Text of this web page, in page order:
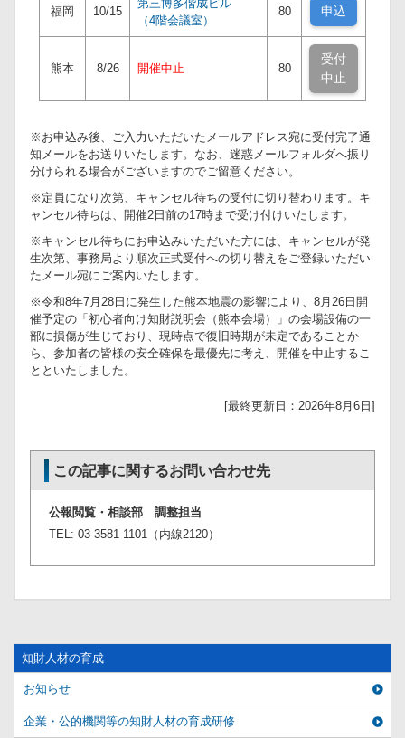
福岡 10/15
第三博多偕成ビル
（4階会議室）
80 申込
熊本 8/26 開催中止 80
受付
中止
※お申込み後、ご入力いただいたメールアドレス宛に受付完了通
知メールをお送りいたします。なお、迷惑メールフォルダへ振り
分けられる場合がございますのでご留意ください。
※定員になり次第、キャンセル待ちの受付に切り替わります。キ
ャンセル待ちは、開催2日前の17時まで受け付けいたします。
※キャンセル待ちにお申込みいただいた方には、キャンセルが発
生次第、事務局より順次正式受付への切り替えをご登録いただい
たメール宛にご案内いたします。
※令和8年7月28日に発生した熊本地震の影響により、8月26日開
催予定の「初心者向け知財説明会（熊本会場）」の会場設備の一
部に損傷が生じており、現時点で復旧時期が未定であることか
ら、参加者の皆様の安全確保を最優先に考え、開催を中止するこ
とといたしました。
[最終更新日：2026年8月6日]
この記事に関するお問い合わせ先
公報閲覧・相談部 調整担当
TEL: 03-3581-1101（内線2120）
知財人材の育成
お知らせ
企業・公的機関等の知財人材の育成研修